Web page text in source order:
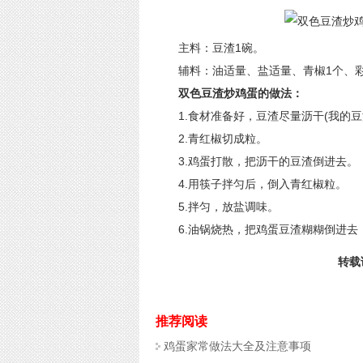
主料：豆渣1碗。
辅料：油适量、盐适量、青椒1个、
双色豆渣炒鸡蛋的做法：
1.食材准备好，豆渣尽量沥干(我的豆
2.青红椒切成粒。
3.鸡蛋打散，把沥干的豆渣倒进去。
4.用筷子拌匀后，倒入青红椒粒。
5.拌匀，放盐调味。
6.油锅烧热，把鸡蛋豆渣糊糊倒进去
转
推荐阅读
鸡蛋家常做法大全及注意事项